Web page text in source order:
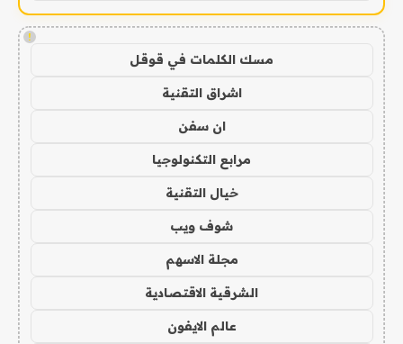
!
مسك الكلمات في قوقل
اشراق التقنية
ان سفن
مرابع التكنولوجيا
خيال التقنية
شوف ويب
مجلة الاسهم
الشرقية الاقتصادية
عالم الايفون